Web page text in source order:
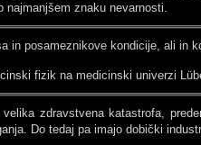
najmanjšem znaku nevarnosti.
in posameznikove kondicije, ali in
fizik na medicinski univerzi
zdravstvena katastrofa,
Do tedaj pa imajo dobički